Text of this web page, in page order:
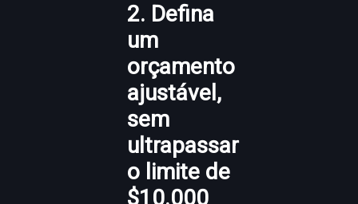
2. Defina
um
orçamento
ajustável,
sem
ultrapassar
o limite de
$10.000